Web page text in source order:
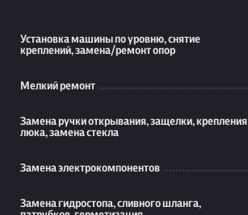
Установка машины по уровню, снятие
креплений, замена/ремонт опор
Мелкий ремонт
Замена ручки открывания, защелки, крепления
люка, замена стекла
Замена электрокомпонентов
Замена гидростопа, сливного шланга,